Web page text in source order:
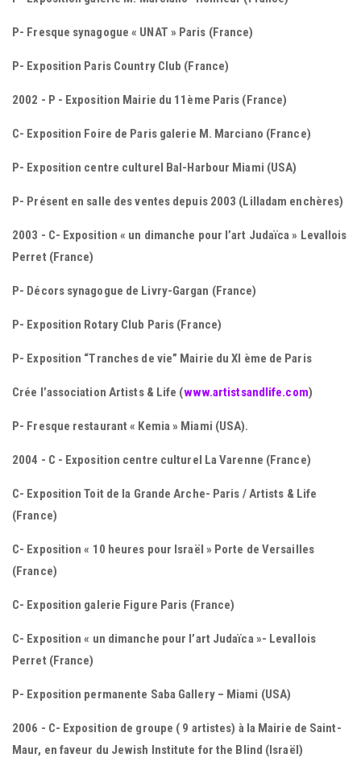
P- Fresque synagogue « UNAT » Paris (France)
P- Exposition Paris Country Club (France)
2002 - P - Exposition Mairie du 11ème Paris (France)
C- Exposition Foire de Paris galerie M. Marciano (France)
P- Exposition centre culturel Bal-Harbour Miami (USA)
P- Présent en salle des ventes depuis 2003 (Lilladam enchères)
2003 - C- Exposition « un dimanche pour l’art Judaïca » Levallois
Perret (France)
P- Décors synagogue de Livry-Gargan (France)
P- Exposition Rotary Club Paris (France)
P- Exposition “Tranches de vie” Mairie du XI ème de Paris
Crée l’association Artists & Life (www.artistsandlife.com)
P- Fresque restaurant « Kemia » Miami (USA).
2004 - C - Exposition centre culturel La Varenne (France)
C- Exposition Toit de la Grande Arche- Paris / Artists & Life
(France)
C- Exposition « 10 heures pour Israël » Porte de Versailles
(France)
C- Exposition galerie Figure Paris (France)
C- Exposition « un dimanche pour l’art Judaïca »- Levallois
Perret (France)
P- Exposition permanente Saba Gallery – Miami (USA)
2006 - C- Exposition de groupe ( 9 artistes) à la Mairie de Saint-
Maur, en faveur du Jewish Institute for the Blind (Israël)